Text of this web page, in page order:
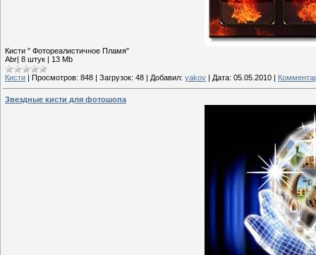
Кисти " Фотореалистичное Пламя"
Abr| 8 штук | 13 Mb
Кисти Просмотров: 848 Загрузок: 48 Добавил: yakov Дата: 05.05.2010
Звездные кисти для фотошопа